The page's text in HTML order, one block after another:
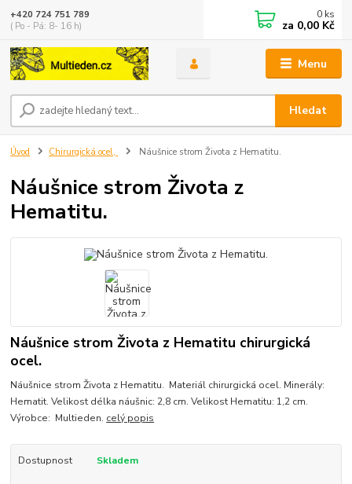
Menu
Hledat
+420 724 751 789
( Po - Pá: 8- 16 h)
0 ks
za 0,00 Kč
Úvod Chirurgická ocel, Náušnice strom Života z Hematitu.
Náušnice strom Života z
Hematitu.
Náušnice strom Života z Hematitu chirurgická
ocel.
Náušnice strom Života z Hematitu. Materiál chirurgická ocel. Minerály:
Hematit. Velikost délka náušnic: 2,8 cm. Velikost Hematitu: 1,2 cm.
Výrobce: Multieden. celý popis
Dostupnost Skladem